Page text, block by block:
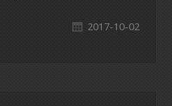
2017-10-02